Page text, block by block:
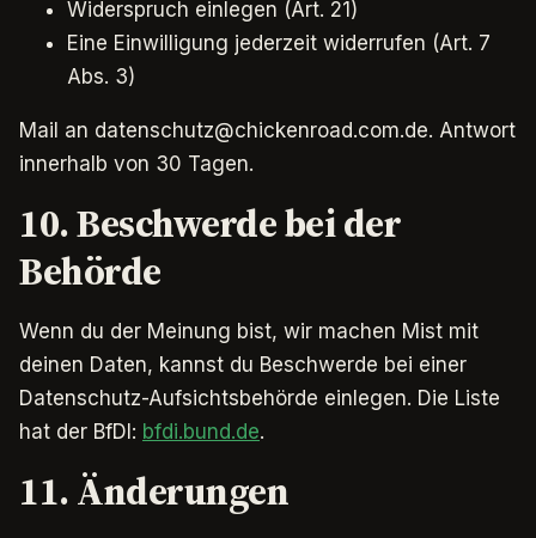
Widerspruch einlegen (Art. 21)
Eine Einwilligung jederzeit widerrufen (Art. 7
Abs. 3)
Mail an datenschutz@chickenroad.com.de. Antwort
innerhalb von 30 Tagen.
10. Beschwerde bei der
Behörde
Wenn du der Meinung bist, wir machen Mist mit
deinen Daten, kannst du Beschwerde bei einer
Datenschutz-Aufsichtsbehörde einlegen. Die Liste
hat der BfDI: bfdi.bund.de.
11. Änderungen